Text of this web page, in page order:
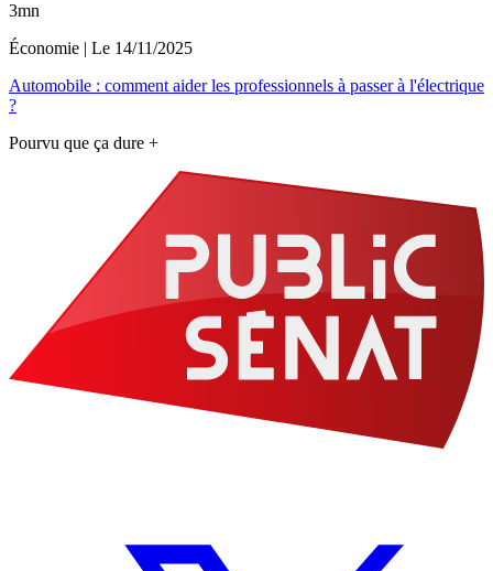
3mn
Économie | Le 14/11/2025
Automobile : comment aider les professionnels à passer à l'électrique
?
Pourvu que ça dure +